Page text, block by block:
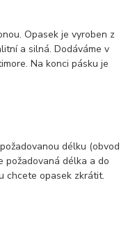
Opasek je vyroben z
a silná. Dodáváme v
Na konci pásku je
délku (obvod
požadovaná délka a do
chcete opasek zkrátit.